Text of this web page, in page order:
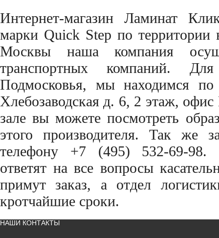
Интернет-магазин Ламинат
марки Quick Step по территории
Москвы наша компания
транспортных компаний.
Подмосковья, мы находимся
Хлебозаводская д. 6, 2 этаж,
зале вы можете посмотреть
этого производителя. Так же
телефону +7 (495) 532-69-98.
ответят на все вопросы
примут заказ, а отдел
кротчайшие сроки.
НАШИ КОНТАКТЫ